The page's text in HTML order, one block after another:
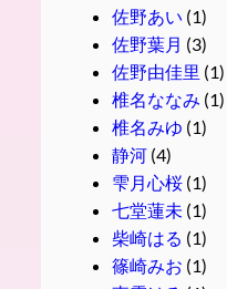
佐野あい (1)
佐野葉月 (3)
佐野由佳里 (1)
椎名ななみ (1)
椎名みゆ (1)
静河(4)
雫月心桜(1)
七堂蓮未 (1)
柴崎はる (1)
篠崎みお (1)